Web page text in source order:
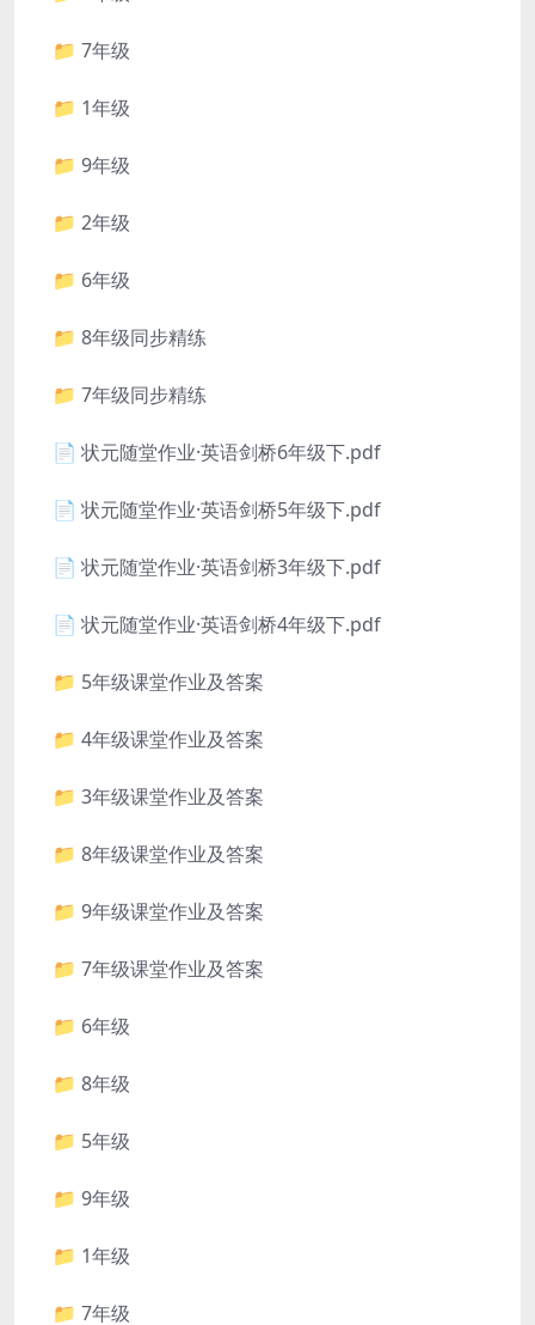
📁 7年级
📁 1年级
📁 9年级
📁 2年级
📁 6年级
📁 8年级同步精练
📁 7年级同步精练
📄 状元随堂作业·英语剑桥6年级下.pdf
📄 状元随堂作业·英语剑桥5年级下.pdf
📄 状元随堂作业·英语剑桥3年级下.pdf
📄 状元随堂作业·英语剑桥4年级下.pdf
📁 5年级课堂作业及答案
📁 4年级课堂作业及答案
📁 3年级课堂作业及答案
📁 8年级课堂作业及答案
📁 9年级课堂作业及答案
📁 7年级课堂作业及答案
📁 6年级
📁 8年级
📁 5年级
📁 9年级
📁 1年级
📁 7年级